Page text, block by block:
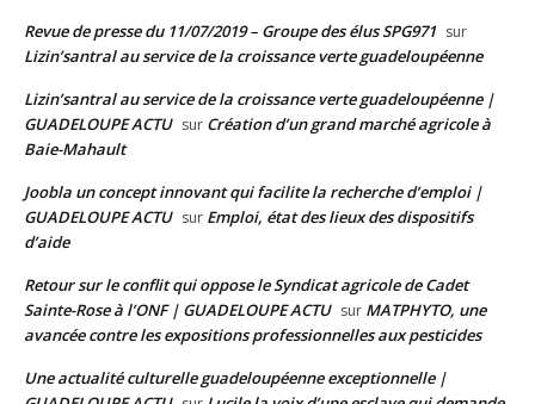
Revue de presse du 11/07/2019 – Groupe des élus SPG971 sur
Lizin’santral au service de la croissance verte guadeloupéenne
Lizin’santral au service de la croissance verte guadeloupéenne |
GUADELOUPE ACTU sur Création d’un grand marché agricole à
Baie-Mahault
Joobla un concept innovant qui facilite la recherche d’emploi |
GUADELOUPE ACTU sur Emploi, état des lieux des dispositifs
d’aide
Retour sur le conflit qui oppose le Syndicat agricole de Cadet
Sainte-Rose à l’ONF | GUADELOUPE ACTU sur MATPHYTO, une
avancée contre les expositions professionnelles aux pesticides
Une actualité culturelle guadeloupéenne exceptionnelle |